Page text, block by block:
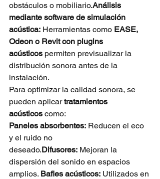
obstáculos o mobiliario.Análisis
mediante software de simulación
acústica: Herramientas como EASE,
Odeon o Revit con plugins
acústicos permiten previsualizar la
distribución sonora antes de la
instalación.
Para optimizar la calidad sonora, se
pueden aplicar tratamientos
acústicos como:
Paneles absorbentes: Reducen el eco
y el ruido no
deseado.Difusores: Mejoran la
dispersión del sonido en espacios
amplios. Bafles acústicos: Utilizados en